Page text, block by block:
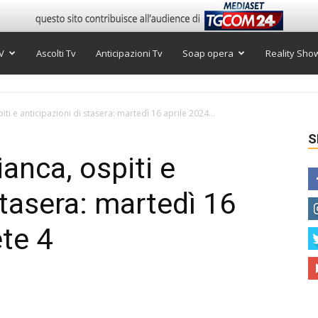
Ascolti Tv Anticipazioni Tv Soap opera Reality
e anticipazioni di stasera: martedì 16 aprile 2024...
ospiti e
martedì 16
4